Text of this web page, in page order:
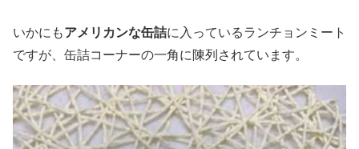
いかにもアメリカンな缶詰に入っているランチョンミート
ですが、缶詰コーナーの一角に陳列されています。